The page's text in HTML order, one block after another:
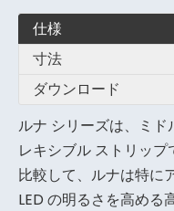
仕様
寸法
ダウンロード
ルナ シリーズは、ミド
レキシブル ストリッ
比較して、ルナは特に
LED の明るさを高める